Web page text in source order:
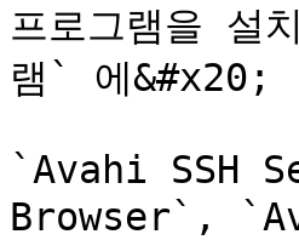
프로그램을 설
램` 에&#x20;
`Avahi SSH
Browser`,